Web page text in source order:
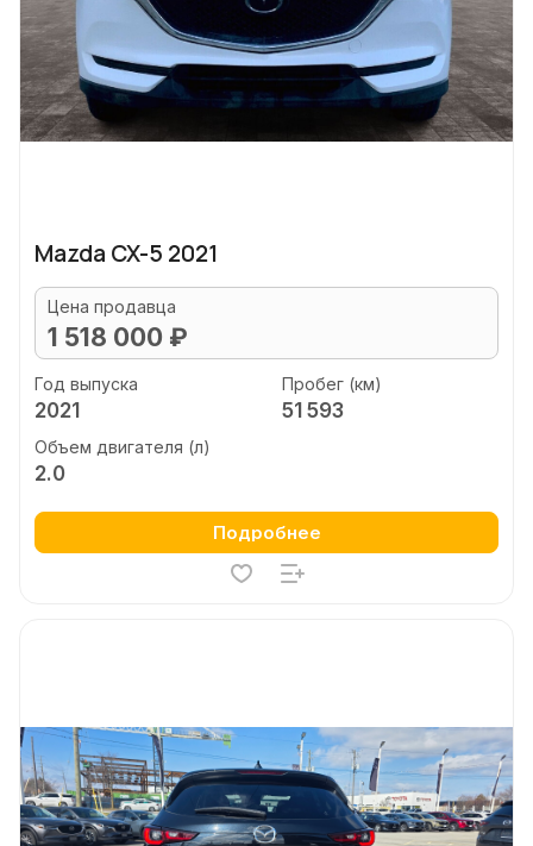
Mazda CX-5 2021
Цена продавца
1 518 000 ₽
Год выпуска
2021
Пробег (км)
51 593
Объем двигателя (л)
2.0
Подробнее